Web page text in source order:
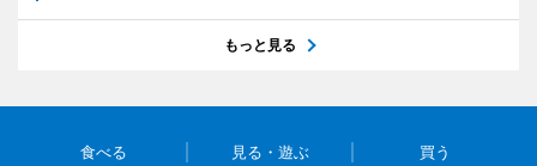
もっと見る
食べる 見る・遊ぶ 買う